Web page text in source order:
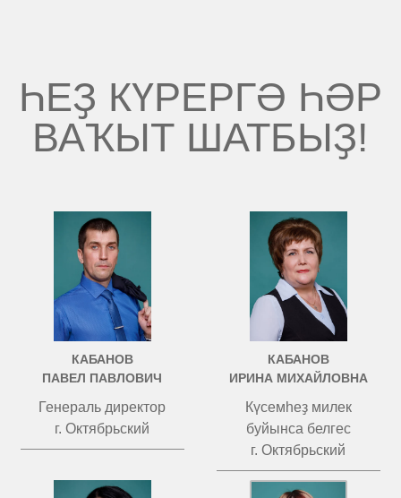
ҺЕҘ КҮРЕРГӘ ҺӘР
ВАҠЫТ ШАТБЫҘ!
КАБАНОВ
ПАВЕЛ ПАВЛОВИЧ
Генераль директор
г. Октябрьский
КАБАНОВ
ИРИНА МИХАЙЛОВНА
Күсемһеҙ милек
буйынса белгес
г. Октябрьский